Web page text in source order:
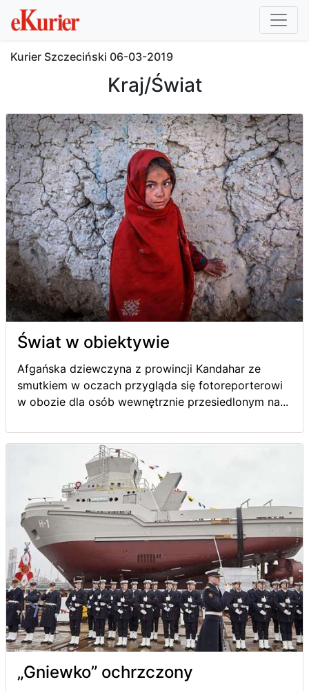
Kurier Szczeciński 06-03-2019
Kraj/Świat
Świat w obiektywie
Afgańska dziewczyna z prowincji Kandahar ze
smutkiem w oczach przygląda się fotoreporterowi
w obozie dla osób wewnętrznie przesiedlonym na...
„Gniewko” ochrzczony